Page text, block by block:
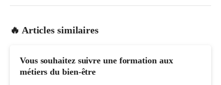
🔥 Articles similaires
Vous souhaitez suivre une formation aux
métiers du bien-être